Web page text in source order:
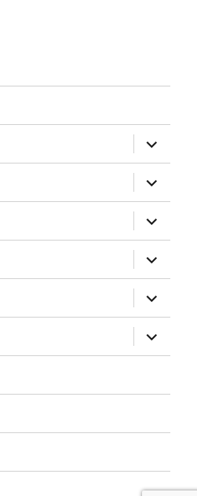
expandir
expandir
expandir
expandir
expandir
expandir